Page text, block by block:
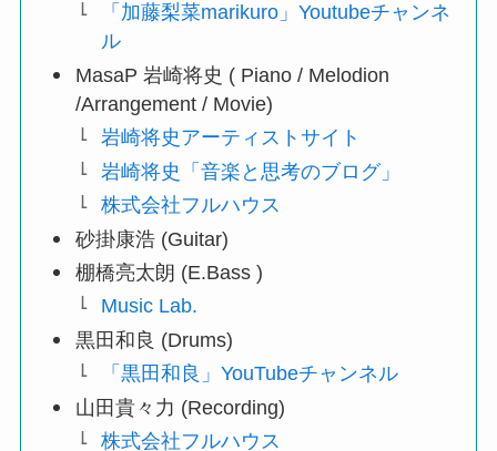
「加藤梨菜marikuro」Youtubeチャンネ
ル
MasaP 岩崎将史 ( Piano / Melodion
/Arrangement / Movie)
岩崎将史アーティストサイト
岩崎将史「音楽と思考のブログ」
株式会社フルハウス
砂掛康浩 (Guitar)
棚橋亮太朗 (E.Bass )
Music Lab.
黒田和良 (Drums)
「黒田和良」YouTubeチャンネル
山田貴々力 (Recording)
株式会社フルハウス